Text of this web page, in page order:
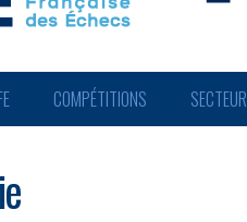
COMPÉTITIONS